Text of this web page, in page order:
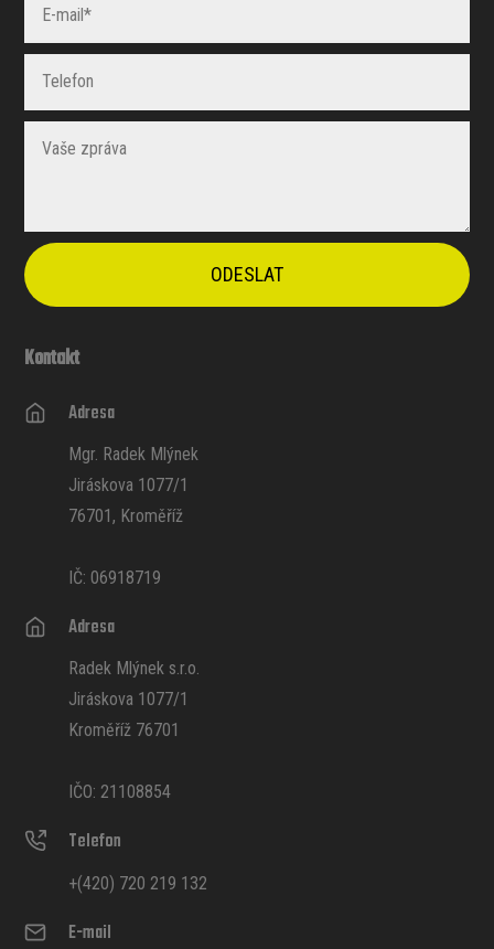
ODESLAT
Kontakt
Adresa
Mgr. Radek Mlýnek
Jiráskova 1077/1
76701, Kroměříž
IČ: 06918719
Adresa
Radek Mlýnek s.r.o.
Jiráskova 1077/1
Kroměříž 76701
IČO: 21108854
Telefon
+(420) 720 219 132
E-mail